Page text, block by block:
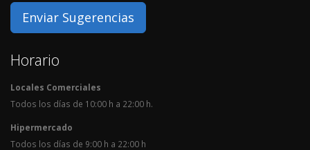
Enviar Sugerencias
Horario
Locales Comerciales
Todos los días de 10:00 h a 22:00 h.
Hipermercado
Todos los días de 9:00 h a 22:00 h